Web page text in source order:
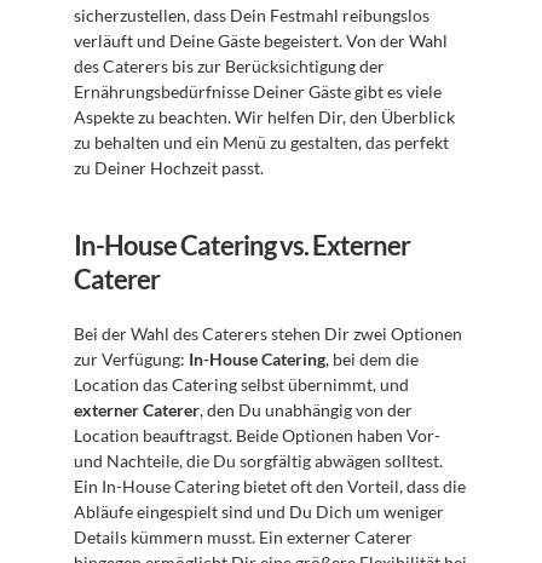
sicherzustellen, dass Dein Festmahl reibungslos
verläuft und Deine Gäste begeistert. Von der Wahl
des Caterers bis zur Berücksichtigung der
Ernährungsbedürfnisse Deiner Gäste gibt es viele
Aspekte zu beachten. Wir helfen Dir, den Überblick
zu behalten und ein Menü zu gestalten, das perfekt
zu Deiner Hochzeit passt.
In-House Catering vs. Externer
Caterer
Bei der Wahl des Caterers stehen Dir zwei Optionen
zur Verfügung: In-House Catering, bei dem die
externer Caterer, den Du unabhängig von der
Location beauftragst. Beide Optionen haben Vor-
und Nachteile, die Du sorgfältig abwägen solltest.
Ein In-House Catering bietet oft den Vorteil, dass die
Abläufe eingespielt sind und Du Dich um weniger
Details kümmern musst. Ein externer Caterer